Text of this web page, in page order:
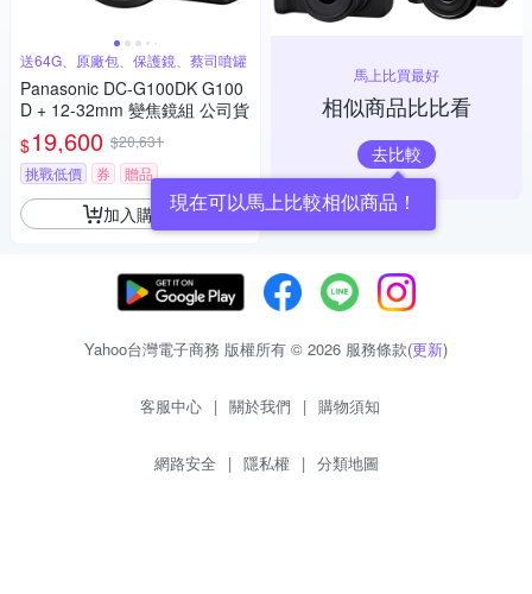
送64G、原廠包、保護鏡、蔡司噴罐
Panasonic DC-G100DK G100
D + 12-32mm 變焦鏡組 公司貨
$19,600 $20,631
挑戰低價
券 贈品
加入購物車
馬上比買最好
相似商品比比看
去比較
現在可以馬上比較相似商品！
Yahoo台灣電子商務 版權所有 © 2026 服務條款(更新)
客服中心 | 關於我們 | 購物須知
網路安全 | 隱私權 | 分類地圖